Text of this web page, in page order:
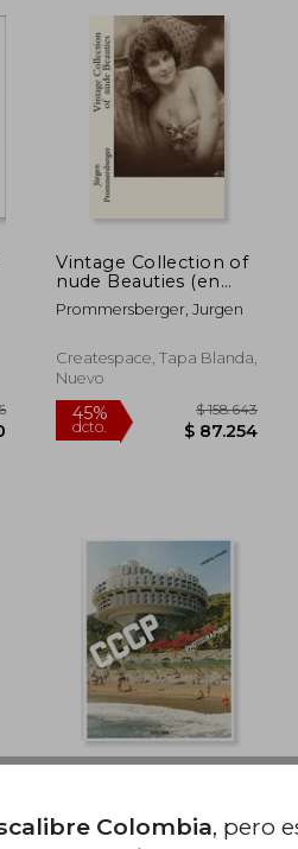
$
Vintage Collection of
nude Beauties (en
Alemán)
Prommersberger, Jurgen
Createspace, Tapa Blanda,
Nuevo
Constructions
Photographed
Chaubin, Frédéric
Colombia, pero